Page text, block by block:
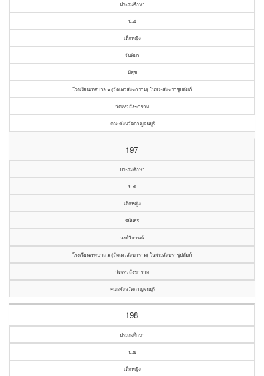
ประถมศึกษา
ป.๕
เด็กหญิง
จันทิมา
มีสุข
โรงเรียนเทศบาล ๑ (วัดเทวสังฆาราม) ในพระสังฆราชูปถัมภ์
วัดเทวสังฆาราม
คณะจังหวัดกาญจนบุรี
197
ประถมศึกษา
ป.๕
เด็กหญิง
ชนันธร
วงษ์วิจารณ์
โรงเรียนเทศบาล ๑ (วัดเทวสังฆาราม) ในพระสังฆราชูปถัมภ์
วัดเทวสังฆาราม
คณะจังหวัดกาญจนบุรี
198
ประถมศึกษา
ป.๕
เด็กหญิง